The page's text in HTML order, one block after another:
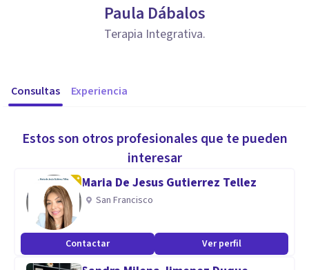
Paula Dábalos
Terapia Integrativa.
Consultas Experiencia
Estos son otros profesionales que te pueden
interesar
Maria De Jesus Gutierrez Tellez
San Francisco
Contactar Ver perfil